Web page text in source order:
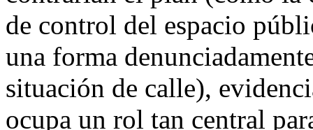
de control del espacio
una forma
situación de calle),
ocupa un rol tan central